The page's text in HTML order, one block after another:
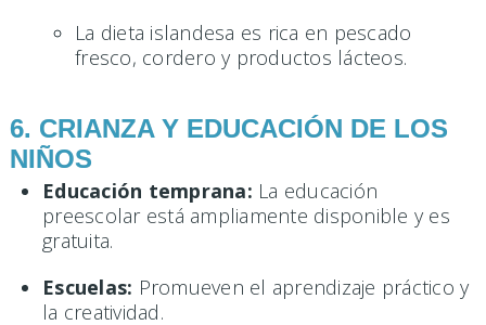
La dieta islandesa es rica en pescado
fresco, cordero y productos lácteos.
6. CRIANZA Y EDUCACIÓN DE LOS
NIÑOS
Educación temprana: La educación
preescolar está ampliamente disponible y es
gratuita.
Escuelas: Promueven el aprendizaje práctico y
la creatividad.